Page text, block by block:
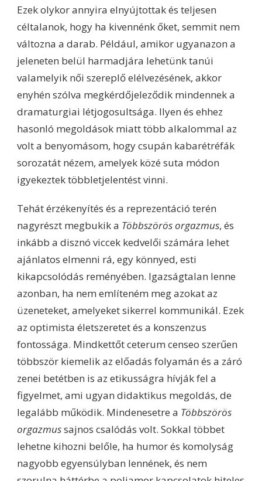
Ezek olykor annyira elnyújtottak és teljesen
céltalanok, hogy ha kivennénk őket, semmit nem
változna a darab. Például, amikor ugyanazon a
jeleneten belül harmadjára lehetünk tanúi
valamelyik női szereplő elélvezésének, akkor
enyhén szólva megkérdőjeleződik mindennek a
dramaturgiai létjogosultsága. Ilyen és ehhez
hasonló megoldások miatt több alkalommal az
volt a benyomásom, hogy csupán kabarétréfák
sorozatát nézem, amelyek közé suta módon
igyekeztek többletjelentést vinni.
Tehát érzékenyítés és a reprezentáció terén
nagyrészt megbukik a Többszörös orgazmus, és
inkább a disznó viccek kedvelői számára lehet
ajánlatos elmenni rá, egy könnyed, esti
kikapcsolódás reményében. Igazságtalan lenne
azonban, ha nem említeném meg azokat az
üzeneteket, amelyeket sikerrel kommunikál. Ezek
az optimista életszeretet és a konszenzus
fontossága. Mindkettőt ceterum censeo szerűen
többször kiemelik az előadás folyamán és a záró
zenei betétben is az etikusságra hívják fel a
figyelmet, ami ugyan didaktikus megoldás, de
legalább működik. Mindenesetre a Többszörös
orgazmussajnos csalódás volt. Sokkal többet
lehetne kihozni belőle, ha humor és komolyság
nagyobb egyensúlyban lennének, és nem